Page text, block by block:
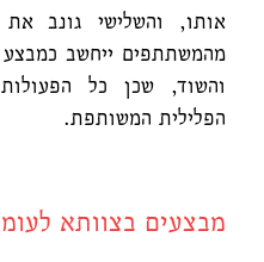
אותו, והשלישי גונב
מהמשתתפים ייחשב
והשוד, שכן כל
הפלילית המשותפת.
מבצעים בצוותא